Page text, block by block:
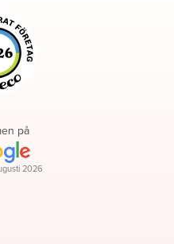
på
2026